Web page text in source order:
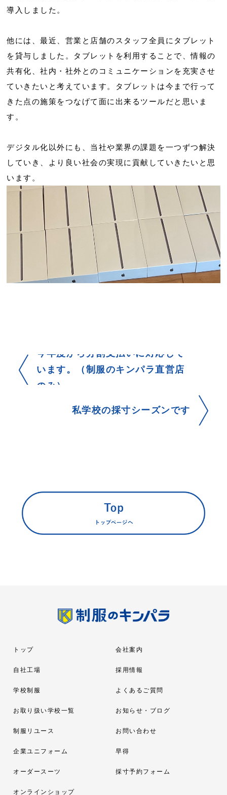
導入しました。
他には、最近、営業と店舗のスタッフ全員にタブレット
を貸与しました。タブレットを利用することで、情報の
共有化、社内・社外とのコミュニケーションを充実させ
ていきたいと考えています。タブレットは今まで行って
きた点の施策をつなげて面に出来るツールだと思いま
す。
デジタル化以外にも、当社や業界の課題を一つずつ解決
していき、より良い社会の実現に貢献していきたいと思
います。
今年度から分割支払いに対応して
います。（制服のキンパラ直営店
のみ）
私学校の採寸シーズンです
トップ
自社工場
学校制服
お取り扱い学校一覧
制服リユース
企業ユニフォーム
オーダースーツ
オンラインショップ
会社案内
採用情報
よくあるご質問
お知らせ・ブログ
お問い合わせ
早得
採寸予約フォーム